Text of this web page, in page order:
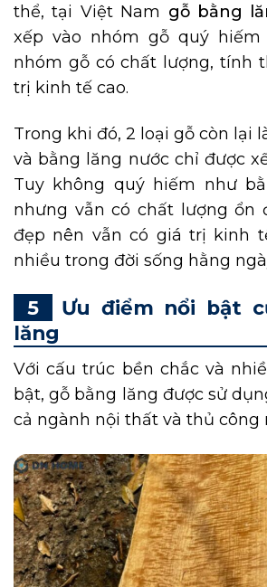
thể, tại Việt Nam gỗ bằng
xếp vào nhóm gỗ quý
nhóm gỗ có chất lượng, tính
trị kinh tế cao.
Trong khi đó, 2 loại gỗ còn lại
và bằng lăng nước chỉ được
Tuy không quý hiếm như
nhưng vẫn có chất lượng ổn
đẹp nên vẫn có giá trị kinh
nhiều trong đời sống hằng
Ưu điểm nổi bật
lăng
Với cấu trúc bền chắc và
bật, gỗ bằng lăng được sử
cả ngành nội thất và thủ công